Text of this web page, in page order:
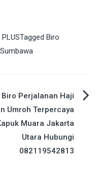
Tagged Biro
Biro Perjalanan Haji
Umroh Terpercaya
Muara Jakarta
Utara Hubungi
082119542813